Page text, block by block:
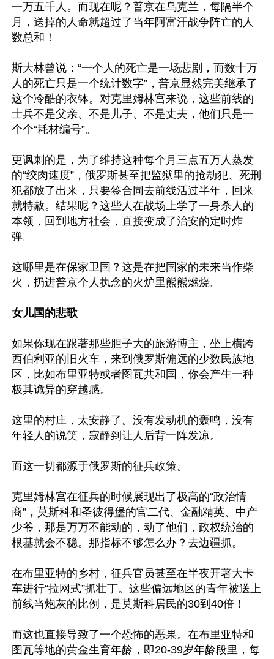
一万五千人。而现在呢？普京在乌克兰，每隔半个
月，送掉的人命就超过了当年阿富汗战争阵亡的人
数总和！
斯大林曾说：“一个人的死亡是一场悲剧，而数十万
人的死亡只是一个统计数字”，普京显然完美继承了
这个冷酷的衣钵。对克里姆林宫来说，这些前线的
士兵不是父亲、不是儿子、不是丈夫，他们只是一
个个“耗材编号”。
更讽刺的是，为了维持这种每个月三点五万人蒸发
的“绞肉速度”，俄罗斯甚至把监狱里的抢劫犯、死刑
犯都放了出来，只要签合同去前线活过半年，回来
就特赦。结果呢？这些人在战场上学了一身杀人的
本领，回到地方社会，直接变成了治安的定时炸
弹。
这哪里是在保家卫国？这是在把国家的未来当作柴
火，扔进普京个人执念的火炉里熊熊燃烧。
女儿国的悲歌
如果你现在跟著那些胆子大的旅游博主，坐上横跨
西伯利亚的旧火车，来到俄罗斯偏远的少数民族地
区，比如布里亚特或者图瓦共和国，你会产生一种
极其诡异的穿越感。
这里的村庄，太安静了。没有发动机的轰鸣，没有
年轻人的说笑，寂静到让人后背一阵发凉。
而这一切都源于俄罗斯的征兵政策。
克里姆林宫在征兵的时候展现出了极高的“政治情
商”，莫斯科和圣彼得堡的官二代、金融精英、中产
少爷，那是万万不能动的，动了他们，政权统治的
根基就会不稳。那指标不够怎么办？去边疆抓。
在布里亚特的乡村，征兵官员甚至在半夜开著大卡
车进行“拉网式”抓壮丁。这些偏远地区的青年被送上
前线当炮灰的比例，是莫斯科居民的30到40倍！
而这也直接导致了一个恐怖的恶果。在布里亚特和
图瓦等地的黄金生育年龄，即20-39岁年龄段里，每